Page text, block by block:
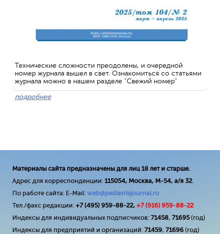
Технические сложности преодолены, и очередной
номер журнала вышел в свет. Ознакомиться со статьями
журнала можно в нашем разделе "Свежий номер"
подробнее
Материалы сайта предназначены для лиц 18 лет и старше.
Адрес для корреспонденции: 115054, Москва, М-54, а/я 32.
По работе сайта: E-Mail: web@pediatriajournal.ru
Тел./факс редакции: +7 (495) 959-88-22, +7 (916) 959-88-22
Индексы для индивидуальных подписчиков: 71458, 71695(год)
Индексы для предприятий и организаций: 71459, 71696 (год)